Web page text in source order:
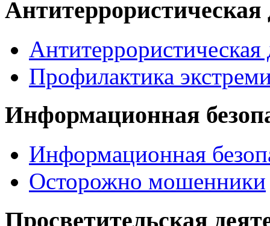
Антитеррористическая
Антитеррористическая
Профилактика
Информационная
Информационная
Осторожно мошенники
Просветительская